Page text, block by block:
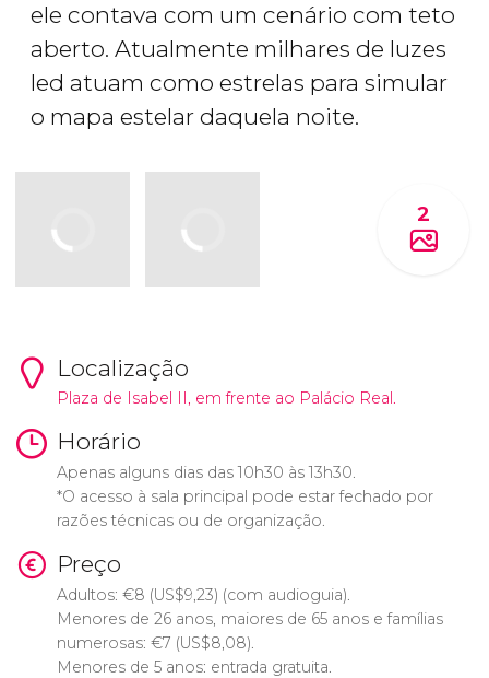
ele contava com um cenário com teto
aberto. Atualmente milhares de luzes
led atuam como estrelas para simular
o mapa estelar daquela noite.
2
Localização
Plaza de Isabel II, em frente ao Palácio Real.
Horário
Apenas alguns dias das 10h30 às 13h30.
*O acesso à sala principal pode estar fechado por
razões técnicas ou de organização.
Preço
Adultos: €8 (US$9,23) (com audioguia).
Menores de 26 anos, maiores de 65 anos e famílias
numerosas: €7 (US$8,08).
Menores de 5 anos: entrada gratuita.